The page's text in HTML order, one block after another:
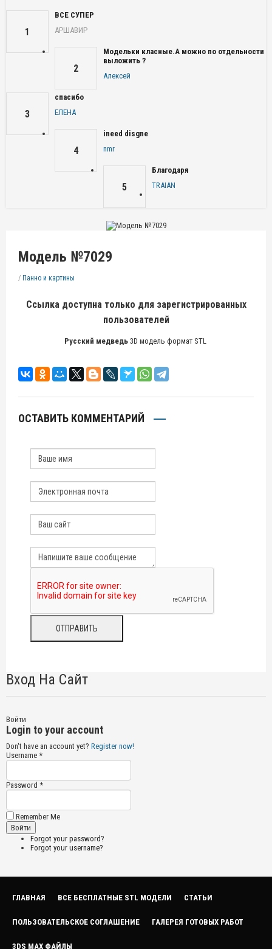
1
ВСЕ СУПЕР
АРШАВИР
2
Модельки класные.А можно по отдельности
выложить ?
Алексей
3
спасибо
ЕЛЕНА
4
ineed disgne
nmr
5
Благодаря
TRAIAN
Модель №7029
/ Панно и картины
Ссылка доступна только для зарегистрированных
пользователей
Русский медведь 3D модель формат STL
ОСТАВИТЬ КОММЕНТАРИЙ
Вход На Сайт
Войти
Login to your account
Don't have an account yet? Register now!
Username *
Password *
Remember Me
Forgot your password?
Forgot your username?
ГЛАВНАЯ ВСЕ БЕСПЛАТНЫЕ STL МОДЕЛИ СТАТЬИ
ПОЛЬЗОВАТЕЛЬСКОЕ СОГЛАШЕНИЕ ГАЛЕРЕЯ ГОТОВЫХ РАБОТ
3DS MAX ФАЙЛЫ